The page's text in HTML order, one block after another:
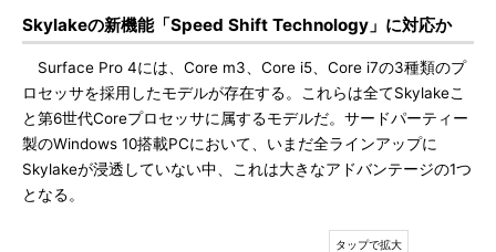
Skylakeの新機能「Speed Shift Technology」に対応か
Surface Pro 4には、Core m3、Core i5、Core i7の3種類のプ
ロセッサを採用したモデルが存在する。これらは全てSkylakeこ
と第6世代Coreプロセッサに属するモデルだ。サードパーティー
製のWindows 10搭載PCにおいて、いまだ全ラインアップに
Skylakeが浸透していない中、これは大きなアドバンテージの1つ
となる。